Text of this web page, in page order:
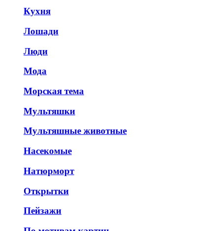
Кухня
Лошади
Люди
Мода
Морская тема
Мультяшки
Мультяшные животные
Насекомые
Натюрморт
Открытки
Пейзажи